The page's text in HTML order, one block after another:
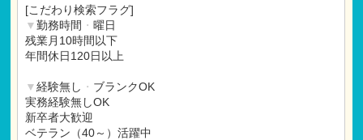
退職金制度
借上げ社宅制度（上限82,000円）
各種研修制度あり
試用期間3ヶ月後の月末まで
仕事内容：本採用と変わらず
月給：本採用と変わらず
[こだわり検索フラグ]
▼勤務時間 ・ 曜日
残業月10時間以下
年間休日120日以上
▼経験無し ・ ブランクOK
実務経験無しOK
新卒者大歓迎
ベテラン（40～）活躍中